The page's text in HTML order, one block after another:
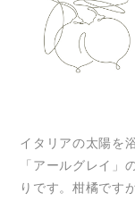
イタリアの太陽を
「アールグレイ」
りです。柑橘です